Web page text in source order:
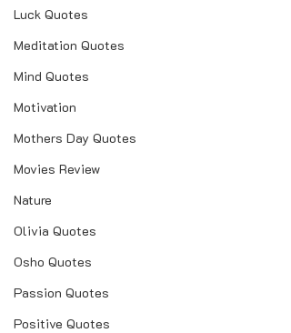
Luck Quotes
Meditation Quotes
Mind Quotes
Motivation
Mothers Day Quotes
Movies Review
Nature
Olivia Quotes
Osho Quotes
Passion Quotes
Positive Quotes